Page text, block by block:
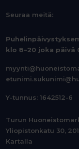
Seuraa meitä:
klo 8–20 joka päivä
Y-tunnus: 1642512-6
Turun
Yliopistonkatu 30,
Kartalla